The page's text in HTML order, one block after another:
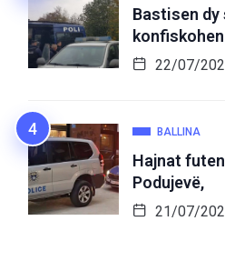
Bastisen dy
22/07/
BALLINA
Hajnat
Podujevë,
21/07/